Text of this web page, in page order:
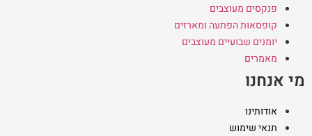
פנקסים מעוצבים
קופסאות הפתעה ומארזים
יומנים שבועיים מעוצבים
מאמרים
מי אנחנו
אודותינו
תנאי שימוש